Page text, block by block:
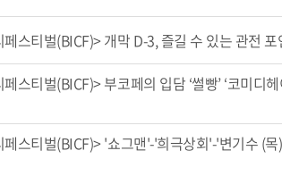
스티벌(BICF)> 개막 D-3, 즐길 수 있는 관전 포
스티벌(BICF)> 부코페의 입담 ‘썰빵’ ‘코미디헤
스티벌(BICF)> '쇼그맨'-'희극상회'-'변기수 (